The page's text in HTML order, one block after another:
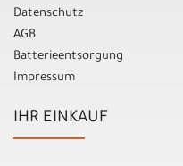
Datenschutz
AGB
Batterieentsorgung
Impressum
IHR EINKAUF